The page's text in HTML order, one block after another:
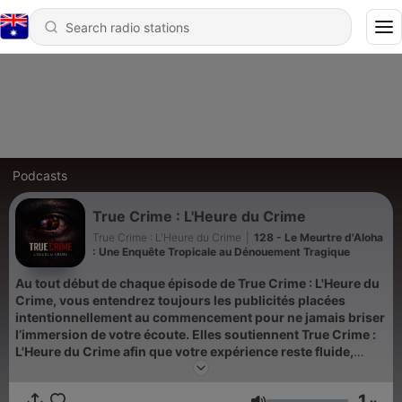
Podcasts
True Crime : L'Heure du Crime
True Crime : L'Heure du Crime
128 - Le Meurtre d'Aloha
: Une Enquête Tropicale au Dénouement Tragique
Au tout début de chaque épisode de True Crime : L'Heure du
Crime, vous entendrez toujours les publicités placées
intentionnellement au commencement pour ne jamais briser
l’immersion de votre écoute. Elles soutiennent True Crime :
L'Heure du Crime afin que votre expérience reste fluide,
continue, presque intime… comme ces nuits où l’on écoute